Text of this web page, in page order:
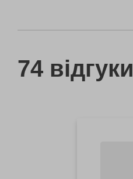
74 відгуки